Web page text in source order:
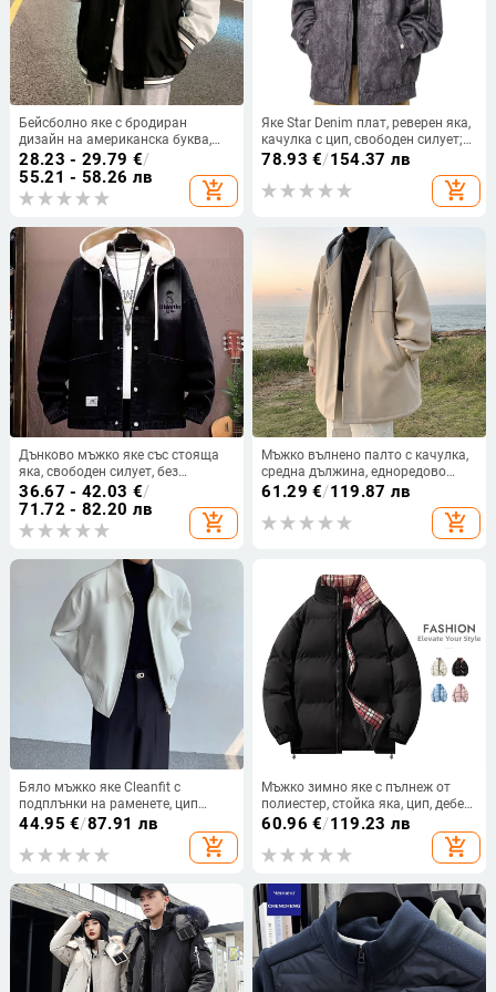
Бейсболно яке с бродиран
дизайн на американска буква,
свободна кройка, стойка яка,
еднобортно закопчаване
28.23 - 29.79 €/
55.21 - 58.26 лв
add_shopping_cart
Яке Star Denim плат, реверен яка,
качулка с цип, свободен силует;
основен плат 98% полиестер,
подплата 100% полиестер, есен
2025
78.93 €/154.37 лв
add_shopping_cart
Дънково мъжко яке със стояща
яка, свободен силует, без
качулка, дълги ръкави,
закопчаване с копчета в един
ред, джобове с 3D патч,
полиестрова смес
36.67 - 42.03 €/
71.72 - 82.20 лв
add_shopping_cart
Мъжко вълнено палто с качулка,
средна дължина, едноредово
закопчаване, свободна кройка
61.29 €/119.87 лв
add_shopping_cart
Бяло мъжко яке Cleanfit с
подплънки на раменете, цип
отпред, къс модел в стил
44.95 €/87.91 лв
add_shopping_cart
Мъжко зимно яке с пълнеж от
полиестер, стойка яка, цип, дебел
пълнеж, странични джобове
60.96 €/119.23 лв
add_shopping_cart